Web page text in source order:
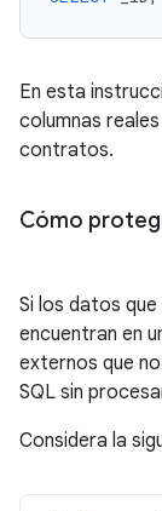
En esta
columnas
contratos.
Cómo
Si los datos
encuentran en
externos que
SQL sin
Considera la